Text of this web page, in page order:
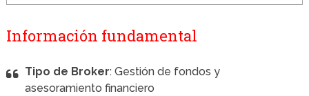
Información fundamental
Tipo de Broker: Gestión de fondos y
asesoramiento financiero